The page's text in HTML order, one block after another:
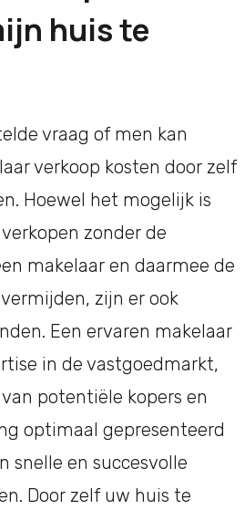
huis te
vraag of men kan
verkoop kosten door zelf
Hoewel het mogelijk is
zonder de
makelaar en daarmee de
zijn er ook
Een ervaren makelaar
in de vastgoedmarkt,
potentiële kopers en
optimaal gepresenteerd
snelle en succesvolle
Door zelf uw huis te